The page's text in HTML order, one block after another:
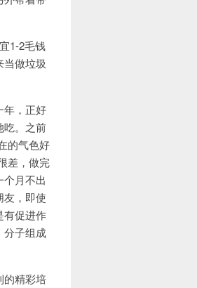
1-2毛钱
当做垃圾
年，正好
吃。之前
的气色好
差，做完
月不出
友，即使
有促进作
分子组成
的精彩培